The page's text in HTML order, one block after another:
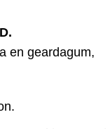
en geardagum,